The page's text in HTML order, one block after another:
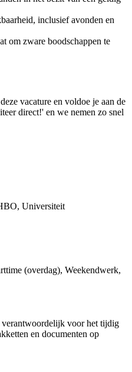
inclusief avonden en
om zware boodschappen te
vacature en voldoe je aan de
direct!' en we nemen zo snel
Universiteit
(overdag), Weekendwerk,
voor het tijdig
en documenten op